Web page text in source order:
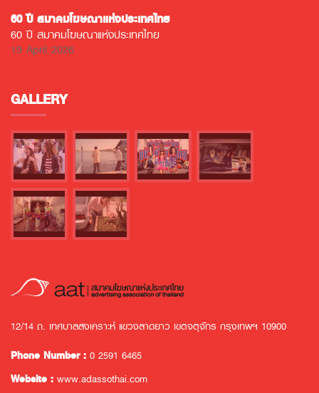
60 ปี สมาคมโฆษณาแห่งประเทศไทย
60 ปี สมาคมโฆษณาแห่งประเทศไทย
19 April 2026
GALLERY
12/14 ถ. เทศบาลสงเคราะห์ แขวงลาดยาว เขตจตุจักร กรุงเทพฯ 10900
Phone Number : 0 2591 6465
Website : www.adassothai.com